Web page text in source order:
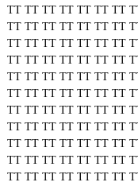
TT TT TT TT TT TT TT
TT TT TT TT TT TT TT
TT TT TT TT TT TT TT
TT TT TT TT TT TT TT
TT TT TT TT TT TT TT
TT TT TT TT TT TT TT
TT TT TT TT TT TT TT
TT TT TT TT TT TT TT
TT TT TT TT TT TT TT
TT TT TT TT TT TT TT
TT TT TT TT TT TT TT